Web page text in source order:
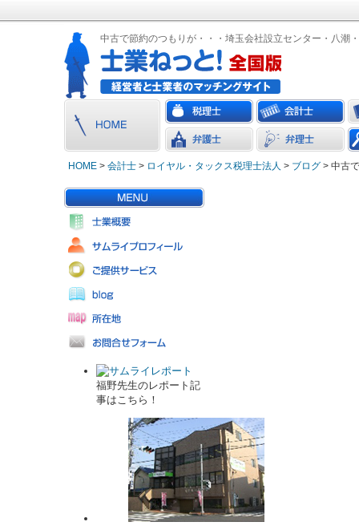
中古で節約のつもりが・・・埼玉会社設立センター・八潮
HOME > 会計士 > ロイヤル・タックス税理士法人 > ブログ > 中古
福野先生のレポート記
事はこちら！